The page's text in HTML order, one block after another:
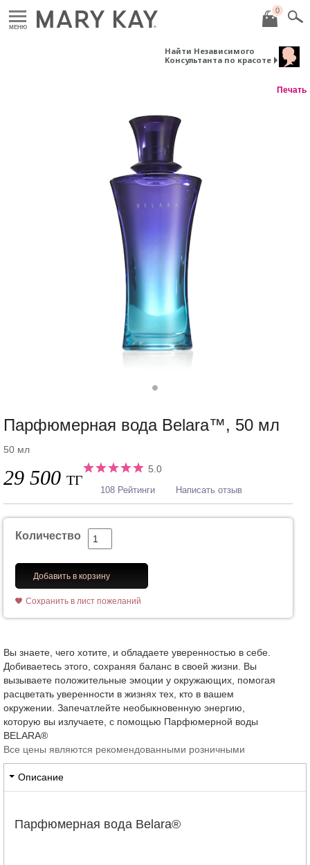
МЕНЮ
0
Найти Независимого
Консультанта по красоте
Печать
Парфюмерная вода Belara™, 50 мл
50 мл
29 500 ТГ
5.0
108 Рейтинги Написать отзыв
Количество
Добавить в корзину
Сохранить в лист пожеланий
Вы знаете, чего хотите, и обладаете уверенностью в себе.
Добиваетесь этого, сохраняя баланс в своей жизни. Вы
вызываете положительные эмоции у окружающих, помогая
расцветать уверенности в жизнях тех, кто в вашем
окружении. Запечатлейте необыкновенную энергию,
которую вы излучаете, с помощью Парфюмерной воды
BELARA®
Все цены являются рекомендованными розничными
Описание
Парфюмерная вода Belara®